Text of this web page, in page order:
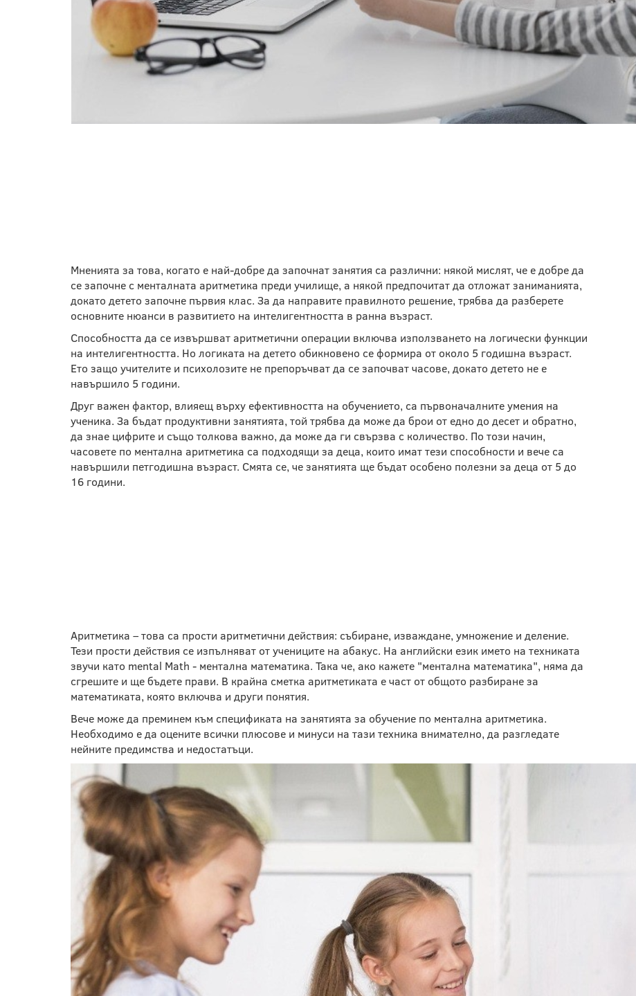
Мненията за това, когато е най-добре да започнат занятия са различни: някой мислят, че е добре да
се започне с менталната аритметика преди училище, а някой предпочитат да отложат заниманията,
докато детето започне първия клас. За да направите правилното решение, трябва да разберете
основните нюанси в развитието на интелигентността в ранна възраст.
Способността да се извършват аритметични операции включва използването на логически функции
на интелигентността. Но логиката на детето обикновено се формира от около 5 годишна възраст.
Ето защо учителите и психолозите не препоръчват да се започват часове, докато детето не е
навършило 5 години.
Друг важен фактор, влияещ върху ефективността на обучението, са първоначалните умения на
ученика. За бъдат продуктивни занятията, той трябва да може да брои от едно до десет и обратно,
да знае цифрите и също толкова важно, да може да ги свързва с количество. По този начин,
часовете по ментална аритметика са подходящи за деца, които имат тези способности и вече са
навършили петгодишна възраст. Смята се, че занятията ще бъдат особено полезни за деца от 5 до
16 години.
Аритметика – това са прости аритметични действия: събиране, изваждане, умножение и деление.
Тези прости действия се изпълняват от учениците на абакус. На английски език името на техниката
звучи като mental Math - ментална математика. Така че, ако кажете "ментална математика", няма да
сгрешите и ще бъдете прави. В крайна сметка аритметиката е част от общото разбиране за
математиката, която включва и други понятия.
Вече може да преминем към спецификата на занятията за обучение по ментална аритметика.
Необходимо е да оцените всички плюсове и минуси на тази техника внимателно, да разгледате
нейните предимства и недостатъци.